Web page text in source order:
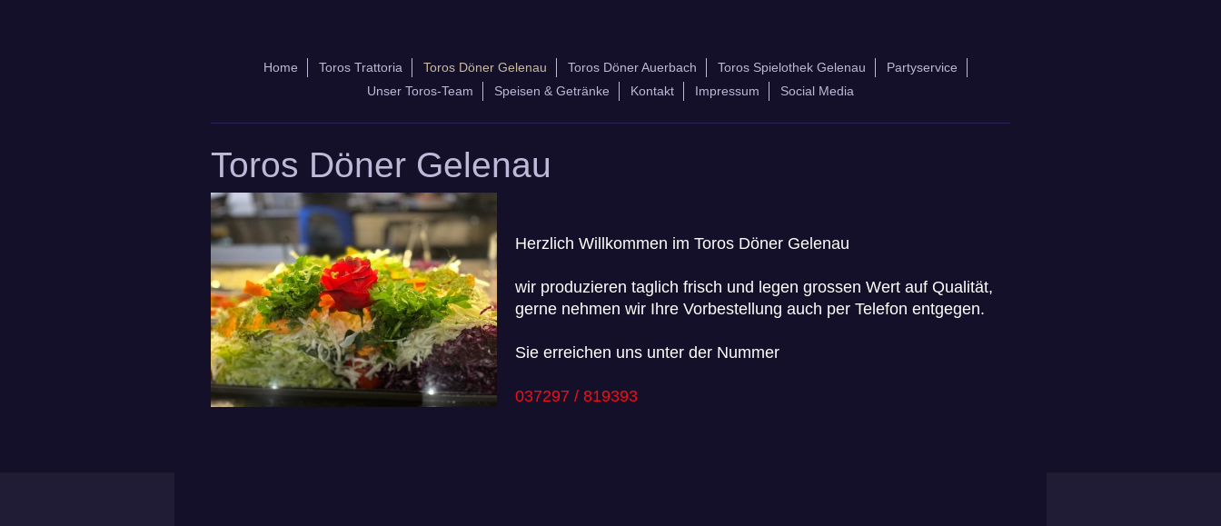
Home Toros Trattoria Toros Döner Gelenau Toros Döner Auerbach Toros Spielothek Gelenau
Partyservice
Unser Toros-Team
Speisen & Getränke Kontakt Impressum Social Media
Toros Döner Gelenau
Herzlich Willkommen im Toros Döner Gelenau
wir produzieren taglich frisch und legen grossen Wert auf Qualität,
gerne nehmen wir Ihre Vorbestellung auch per Telefon entgegen.
Sie erreichen uns unter der Nummer
037297 / 819393